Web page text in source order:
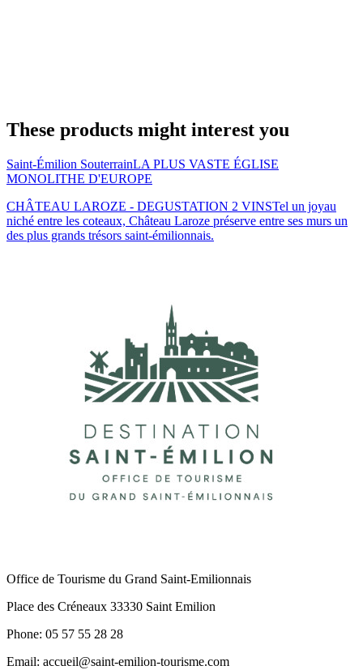
These products might interest you
Saint-Émilion SouterrainLA PLUS VASTE ÉGLISE
MONOLITHE D'EUROPE
CHÂTEAU LAROZE - DEGUSTATION 2 VINSTel un joyau
niché entre les coteaux, Château Laroze préserve entre ses murs un
des plus grands trésors saint-émilionnais.
Office de Tourisme du Grand Saint-Emilionnais
Place des Créneaux 33330 Saint Emilion
Phone: 05 57 55 28 28
Email: accueil@saint-emilion-tourisme.com